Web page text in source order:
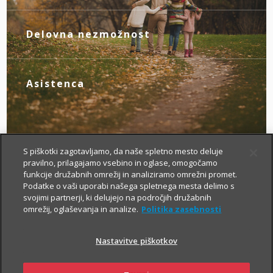
okrevanju.
boste z mesečno rento lažje prilagodili
novim življenjskim okoliščinam.
Delovna nezmožnost
Z zagotovljenim nadomestilom za izpad
dohodka poskrbite zase, če zaradi
bolezni ali nezgode izgubite zmožnost za
delo.
Asistenca
Tu smo za vas – da boste v primeru
nezgode hitreje prišli do specialista, bolj
brezskrbno potovali po svetu in pridobili
Kako si lahko prilagodim
S piškotki zagotavljamo, da naše spletno mesto deluje
pravilno, prilagajamo vsebino in oglase, omogočamo
funkcije družabnih omrežij in analiziramo omrežni promet.
Podatke o vaši uporabi našega spletnega mesta delimo s
svojimi partnerji, ki delujejo na področjih družabnih
omrežij, oglaševanja in analize. Politika zasebnosti
Nastavitve piškotkov